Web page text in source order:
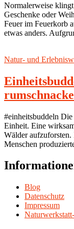
Normalerweise
Geschenke oder
Feuer im Feuerkorb
etwas anders.
Natur- und
#einheitsbuddeln
Einheit. Eine
Wälder
Menschen
Blog
Datenschutz
Impressum